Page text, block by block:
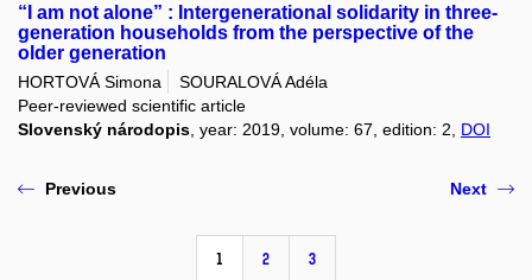
“I am not alone” : Intergenerational solidarity in three-
generation households from the perspective of the
older generation
HORTOVÁ Simona
SOURALOVÁ Adéla
Peer-reviewed scientific article
Slovenský národopis, year: 2019, volume: 67, edition: 2, DOI
Previous
1 2 3
Next